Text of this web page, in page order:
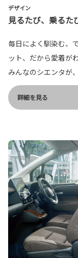
デザイン
見るたび、乗るた
毎日によく馴染む、
ット、だから愛着がわ
みんなのシエンタが
詳細を見る